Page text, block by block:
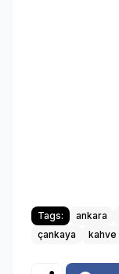
Tags: ankara
çankaya
kahve